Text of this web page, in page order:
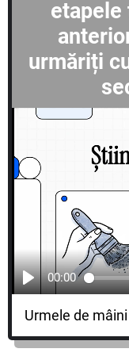
etapele
urmăriți
00:00
Urmele de mâini